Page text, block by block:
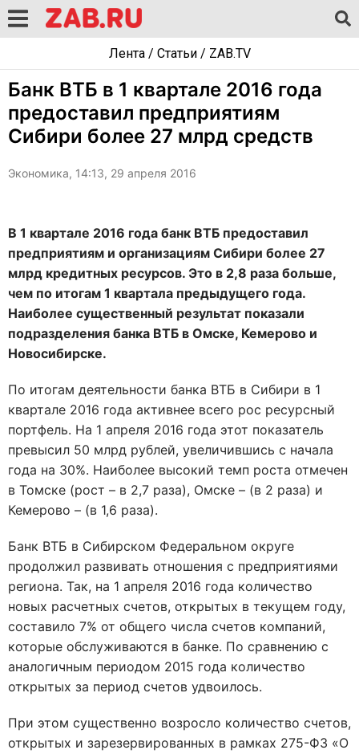
Лента/ Статьи/ ZAB.TV
Банк ВТБ в 1 квартале 2016 года
предоставил предприятиям
Сибири более 27 млрд средств
Экономика, 14:13, 29 апреля 2016
В 1 квартале 2016 года банк ВТБ предоставил
предприятиям и организациям Сибири более 27
млрд кредитных ресурсов. Это в 2,8 раза больше,
чем по итогам 1 квартала предыдущего года.
Наиболее существенный результат показали
подразделения банка ВТБ в Омске, Кемерово и
Новосибирске.
По итогам деятельности банка ВТБ в Сибири в 1
квартале 2016 года активнее всего рос ресурсный
портфель. На 1 апреля 2016 года этот показатель
превысил 50 млрд рублей, увеличившись с начала
года на 30%. Наиболее высокий темп роста отмечен
в Томске (рост – в 2,7 раза), Омске – (в 2 раза) и
Кемерово – (в 1,6 раза).
Банк ВТБ в Сибирском Федеральном округе
продолжил развивать отношения с предприятиями
региона. Так, на 1 апреля 2016 года количество
новых расчетных счетов, открытых в текущем году,
составило 7% от общего числа счетов компаний,
которые обслуживаются в банке. По сравнению с
аналогичным периодом 2015 года количество
открытых за период счетов удвоилось.
При этом существенно возросло количество счетов,
открытых и зарезервированных в рамках 275-ФЗ «О